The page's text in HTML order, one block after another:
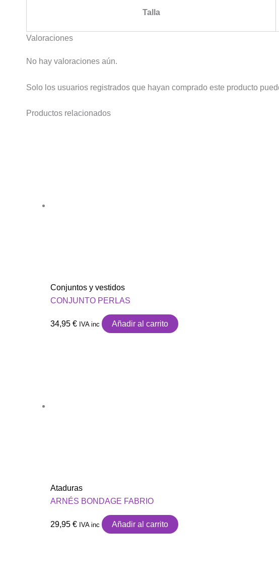
Talla
Valoraciones
No hay valoraciones aún.
Solo los usuarios registrados que hayan comprado este producto
Productos relacionados
Conjuntos y vestidos
CONJUNTO PERLAS
34,95 € IVA inc Añadir al carrito
Ataduras
ARNÉS BONDAGE FABRIO
29,95 € IVA inc Añadir al carrito